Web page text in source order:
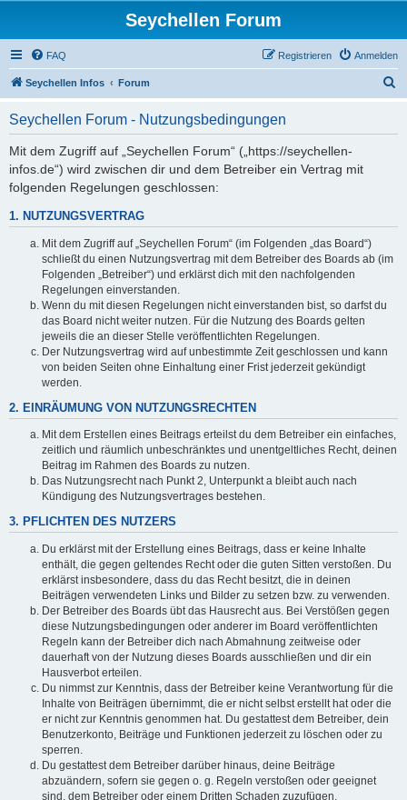
Seychellen Forum
FAQ Anmelden
Registrieren
Seychellen Infos Forum
Seychellen Forum - Nutzungsbedingungen
Mit dem Zugriff auf „Seychellen Forum“ („https://seychellen-
infos.de“) wird zwischen dir und dem Betreiber ein Vertrag mit
folgenden Regelungen geschlossen:
1. NUTZUNGSVERTRAG
Mit dem Zugriff auf „Seychellen Forum“ (im Folgenden „das Board“)
schließt du einen Nutzungsvertrag mit dem Betreiber des Boards ab (im
Folgenden „Betreiber“) und erklärst dich mit den nachfolgenden
Regelungen einverstanden.
Wenn du mit diesen Regelungen nicht einverstanden bist, so darfst du
das Board nicht weiter nutzen. Für die Nutzung des Boards gelten
jeweils die an dieser Stelle veröffentlichten Regelungen.
Der Nutzungsvertrag wird auf unbestimmte Zeit geschlossen und kann
von beiden Seiten ohne Einhaltung einer Frist jederzeit gekündigt
werden.
2. EINRÄUMUNG VON NUTZUNGSRECHTEN
Mit dem Erstellen eines Beitrags erteilst du dem Betreiber ein einfaches,
zeitlich und räumlich unbeschränktes und unentgeltliches Recht, deinen
Beitrag im Rahmen des Boards zu nutzen.
Das Nutzungsrecht nach Punkt 2, Unterpunkt a bleibt auch nach
Kündigung des Nutzungsvertrages bestehen.
3. PFLICHTEN DES NUTZERS
Du erklärst mit der Erstellung eines Beitrags, dass er keine Inhalte
enthält, die gegen geltendes Recht oder die guten Sitten verstoßen. Du
erklärst insbesondere, dass du das Recht besitzt, die in deinen
Beiträgen verwendeten Links und Bilder zu setzen bzw. zu verwenden.
Der Betreiber des Boards übt das Hausrecht aus. Bei Verstößen gegen
diese Nutzungsbedingungen oder anderer im Board veröffentlichten
Regeln kann der Betreiber dich nach Abmahnung zeitweise oder
dauerhaft von der Nutzung dieses Boards ausschließen und dir ein
Hausverbot erteilen.
Du nimmst zur Kenntnis, dass der Betreiber keine Verantwortung für die
Inhalte von Beiträgen übernimmt, die er nicht selbst erstellt hat oder die
er nicht zur Kenntnis genommen hat. Du gestattest dem Betreiber, dein
Benutzerkonto, Beiträge und Funktionen jederzeit zu löschen oder zu
sperren.
Du gestattest dem Betreiber darüber hinaus, deine Beiträge
abzuändern, sofern sie gegen o. g. Regeln verstoßen oder geeignet
sind, dem Betreiber oder einem Dritten Schaden zuzufügen.